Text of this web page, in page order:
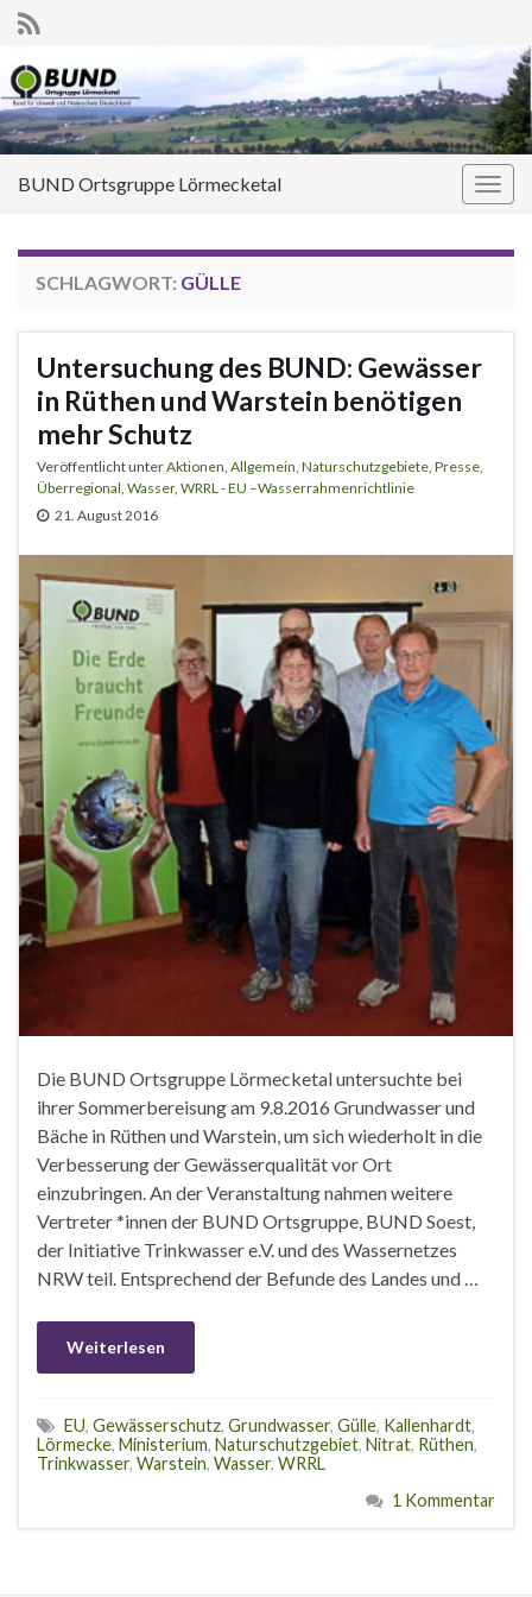
BUND Ortsgruppe Lörmecketal
SCHLAGWORT: GÜLLE
Untersuchung des BUND: Gewässer
in Rüthen und Warstein benötigen
mehr Schutz
Veröffentlicht unterAktionen, Allgemein, Naturschutzgebiete, Presse,
Überregional, Wasser, WRRL - EU –Wasserrahmenrichtlinie
21. August 2016
Die BUND Ortsgruppe Lörmecketal untersuchte bei
ihrer Sommerbereisung am 9.8.2016 Grundwasser und
Bäche in Rüthen und Warstein, um sich wiederholt in die
Verbesserung der Gewässerqualität vor Ort
einzubringen. An der Veranstaltung nahmen weitere
Vertreter *innen der BUND Ortsgruppe, BUND Soest,
der Initiative Trinkwasser e.V. und des Wassernetzes
NRW teil. Entsprechend der Befunde des Landes und …
Weiterlesen
EU, Gewässerschutz, Grundwasser, Gülle, Kallenhardt,
Lörmecke, Ministerium, Naturschutzgebiet, Nitrat, Rüthen,
Trinkwasser, Warstein, Wasser, WRRL
1 Kommentar